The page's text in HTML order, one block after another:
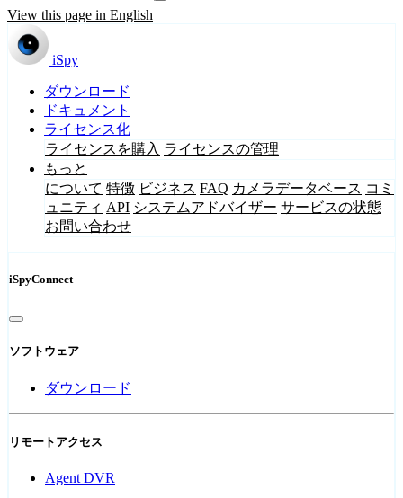
View this page in English
iSpy
ダウンロード
ドキュメント
ライセンス化
ライセンスを購入 ライセンスの管理
もっと
について 特徴 ビジネス FAQ カメラデータベース コミ
ュニティ API システムアドバイザー サービスの状態
お問い合わせ
iSpyConnect
ソフトウェア
ダウンロード
リモートアクセス
Agent DVR